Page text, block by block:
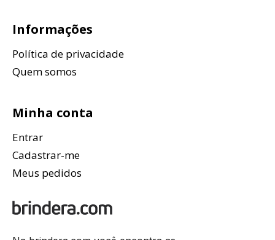
Informações
Política de privacidade
Quem somos
Minha conta
Entrar
Cadastrar-me
Meus pedidos